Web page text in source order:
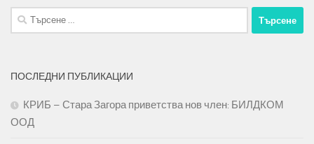
Търсене
за:
ПОСЛЕДНИ ПУБЛИКАЦИИ
КРИБ – Стара Загора приветства нов член: БИЛДКОМ
ООД